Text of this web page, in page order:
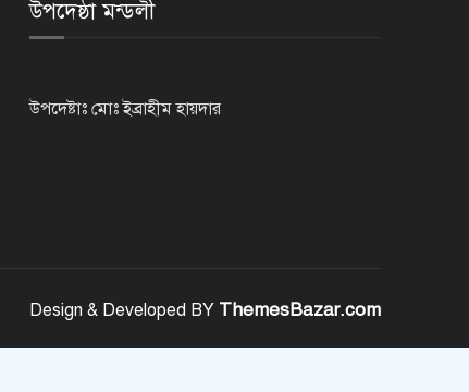
উপদেষ্ঠা মন্ডলী
উপদেষ্টাঃ মোঃ ইব্রাহীম হায়দার
Design & Developed BY ThemesBazar.com